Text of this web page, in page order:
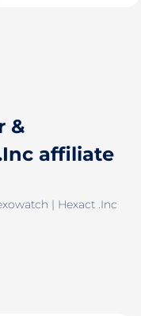
&
affiliate
| Hexact .Inc